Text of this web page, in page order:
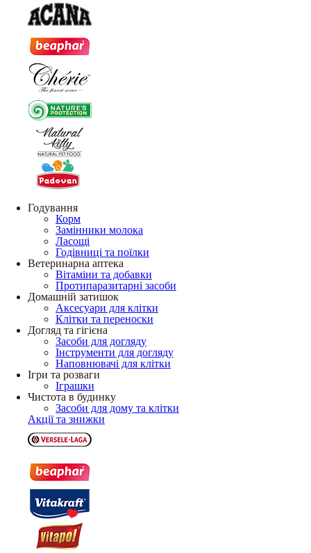
Годування
Корм
Замінники молока
Ласощі
Годівниці та поїлки
Ветеринарна аптека
Вітаміни та добавки
Протипаразитарні засоби
Домашній затишок
Аксесуари для клітки
Клітки та переноски
Догляд та гігієна
Засоби для догляду
Інструменти для догляду
Наповнювачі для клітки
Ігри та розваги
Іграшки
Чистота в будинку
Засоби для дому та клітки
Акції та знижки